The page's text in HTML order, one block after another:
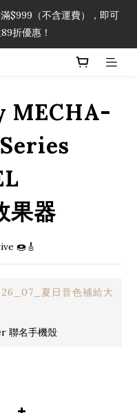
$999（不含運費），即可
折優惠！
$999（不含運費），即可
折優惠！
購物車查看更多折扣！
$999（不含運費），即可
折優惠！
MECHA-
果器
🍩🎸
26_07_夏日音色補給大
聯名手機殼